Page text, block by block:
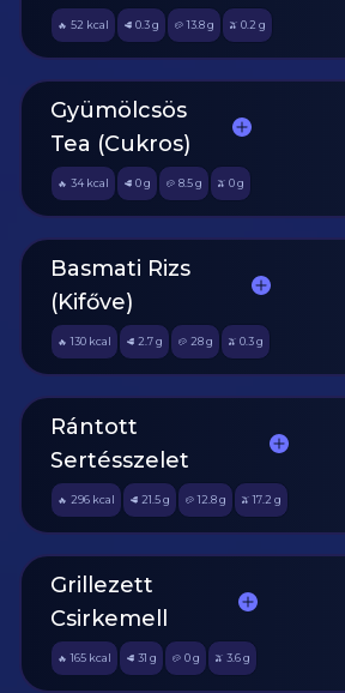
🔥 52 kcal 🥩 0.3g 🥔 13.8 g 🫒 0.2 g
Gyümölcsös
Tea (Cukros)
🔥 34 kcal 🥩 0g 🥔 8.5 g 🫒 0g
Basmati Rizs
(Kifőve)
🔥 130 kcal 🥩 2.7g 🥔 28 g 🫒 0.3g
Rántott
Sertésszelet
🔥 296 kcal 🥩 21.5g 🥔 12.8 g 🫒 17.2 g
Grillezett
Csirkemell
🔥 165 kcal 🥩 31 g 🥔 0 g 🫒 3.6g